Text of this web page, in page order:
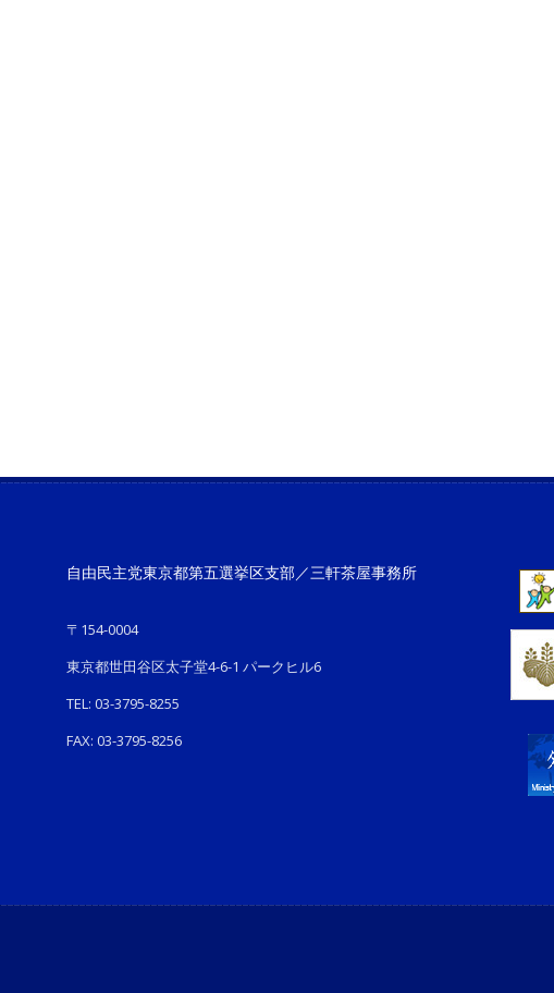
自由民主党東京都第五選挙区支部／三軒茶屋事務所
〒154-0004
東京都世田谷区太子堂4-6-1 パークヒル6
TEL: 03-3795-8255
FAX: 03-3795-8256